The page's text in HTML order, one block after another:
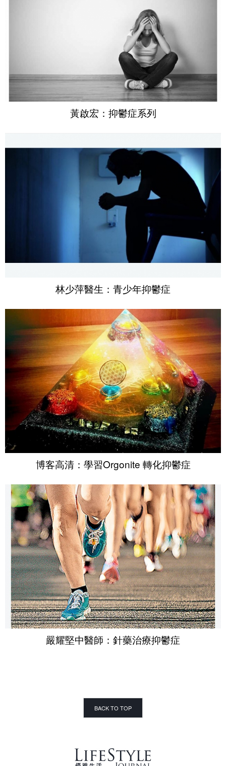
黃啟宏：抑鬱症系列
林少萍醫生：青少年抑鬱症
博客高清：學習Orgonite 轉化抑鬱症
嚴耀堅中醫師：針藥治療抑鬱症
BACK TO TOP